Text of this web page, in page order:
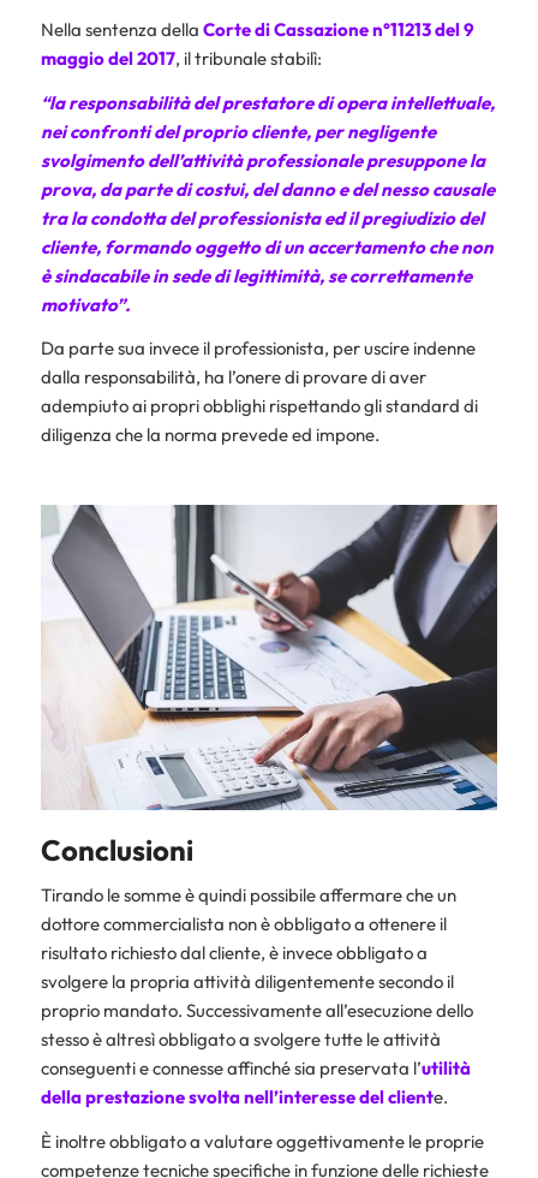
Nella sentenza della Corte di Cassazione n°11213 del 9
maggio del 2017, il tribunale stabilì:
“la responsabilità del prestatore di opera intellettuale,
nei confronti del proprio cliente, per negligente
svolgimento dell’attività professionale presuppone la
prova, da parte di costui, del danno e del nesso causale
tra la condotta del professionista ed il pregiudizio del
cliente, formando oggetto di un accertamento che non
è sindacabile in sede di legittimità, se correttamente
motivato”.
Da parte sua invece il professionista, per uscire indenne
dalla responsabilità, ha l’onere di provare di aver
adempiuto ai propri obblighi rispettando gli standard di
diligenza che la norma prevede ed impone.
Conclusioni
Tirando le somme è quindi possibile affermare che un
dottore commercialista non è obbligato a ottenere il
risultato richiesto dal cliente, è invece obbligato a
svolgere la propria attività diligentemente secondo il
proprio mandato. Successivamente all’esecuzione dello
stesso è altresì obbligato a svolgere tutte le attività
conseguenti e connesse affinché sia preservata l’utilità
della prestazione svolta nell’interesse del cliente.
È inoltre obbligato a valutare oggettivamente le proprie
competenze tecniche specifiche in funzione delle richieste